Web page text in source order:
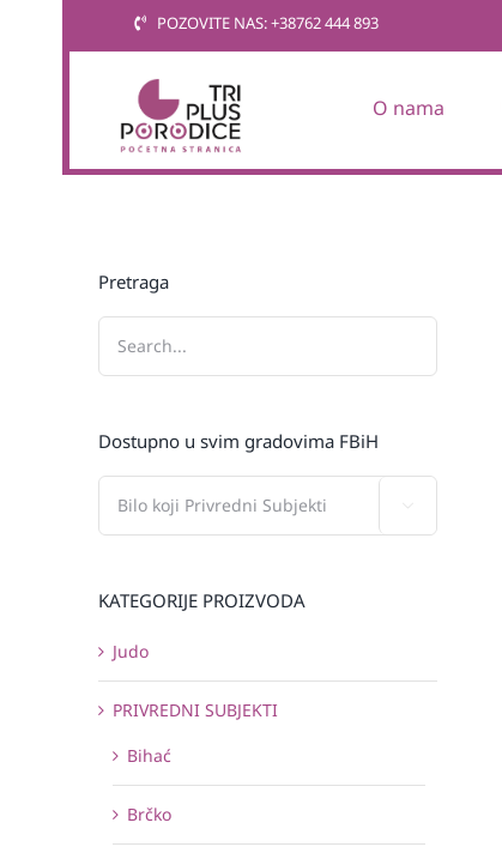
POZOVITE NAS: +38762 444 893
O nama
Pretraga
Dostupno u svim gradovima FBiH
KATEGORIJE PROIZVODA
Judo
PRIVREDNI SUBJEKTI
Bihać
Brčko